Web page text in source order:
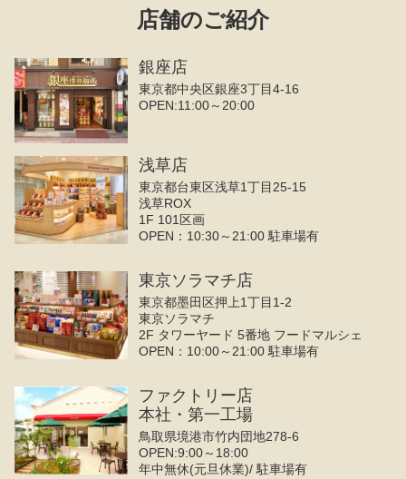
店舗のご紹介
銀座店
東京都中央区銀座3丁目4‐16
OPEN:11:00～20:00
浅草店
東京都台東区浅草1丁目25-15
浅草ROX
1F 101区画
OPEN：10:30～21:00 駐車場有
東京ソラマチ店
東京都墨田区押上1丁目1-2
東京ソラマチ
2F タワーヤード 5番地 フードマルシェ
OPEN：10:00～21:00 駐車場有
ファクトリー店
本社・第一工場
鳥取県境港市竹内団地278-6
OPEN:9:00～18:00
年中無休(元旦休業)/ 駐車場有